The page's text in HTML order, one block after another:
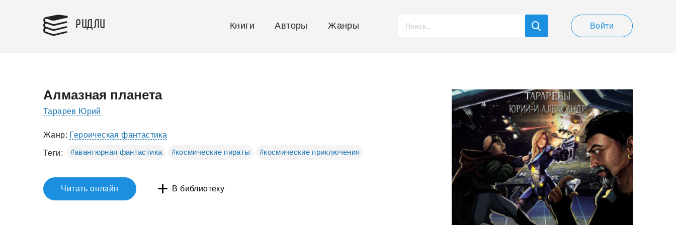
РИДЛИ Книги Авторы Жанры Войти
Алмазная планета
Тарарев Юрий
Жанр: Героическая фантастика
Теги: #авантюрная фантастика #космические пираты #космические приключения
Читать онлайн В библиотеку